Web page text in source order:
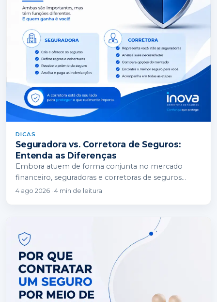
DICAS
Seguradora vs. Corretora de Seguros:
Entenda as Diferenças
Embora atuem de forma conjunta no mercado
financeiro, seguradoras e corretoras de seguros
desempenham papéis completamente diferentes.
4 ago 2026 · 4 min de leitura